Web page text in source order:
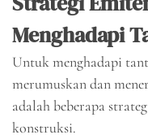
Menghadapi
Untuk menghadapi
merumuskan dan
adalah beberapa
konstruksi.